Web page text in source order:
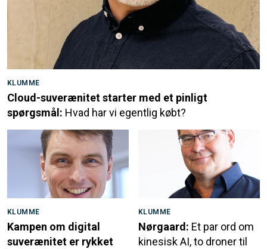
KLUMME
Cloud-suverænitet starter med et pinligt
spørgsmål: Hvad har vi egentlig købt?
KLUMME
Kampen om digital
suverænitet er rykket
KLUMME
Nørgaard: Et par ord om
kinesisk AI, to droner til